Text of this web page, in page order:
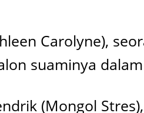
Carolyne),
suaminya
(Mongol